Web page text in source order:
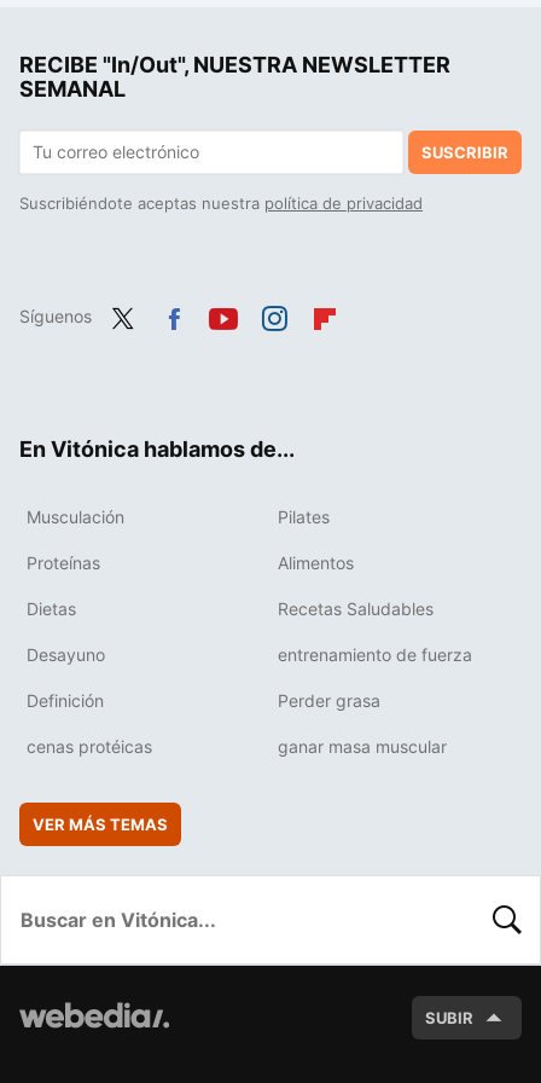
RECIBE "In/Out", NUESTRA NEWSLETTER
SEMANAL
SUSCRIBIR
Suscribiéndote aceptas nuestra política de privacidad
Síguenos
En Vitónica hablamos de...
Musculación Pilates
Proteínas Alimentos
Dietas Recetas Saludables
Desayuno entrenamiento de fuerza
Definición Perder grasa
cenas protéicas ganar masa muscular
VER MÁS TEMAS
SUBIR